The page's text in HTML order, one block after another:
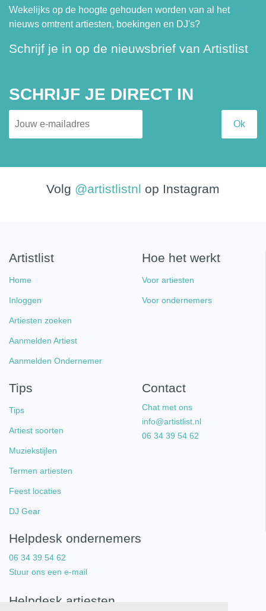
Wekelijks op de hoogte gehouden worden van al het
nieuws omtrent artiesten, boekingen en DJ's?
Schrijf je in op de nieuwsbrief van Artistlist
SCHRIJF JE DIRECT IN
Volg @artistlistnl op Instagram
Artistlist
Home
Inloggen
Artiesten zoeken
Aanmelden Artiest
Aanmelden Ondernemer
Hoe het werkt
Voor artiesten
Voor ondernemers
Tips
Tips
Artiest soorten
Muziekstijlen
Termen artiesten
Feest locaties
DJ Gear
Contact
Chat met ons
info@artistlist.nl
06 34 39 54 62
Helpdesk ondernemers
06 34 39 54 62
Stuur ons een e-mail
Helpdesk artiesten